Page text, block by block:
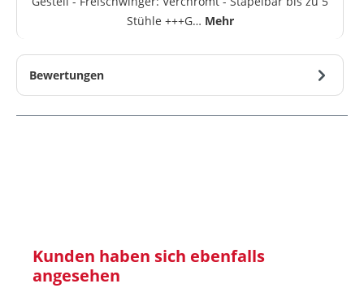
Stühle +++G… Mehr
Bewertungen
Produktgalerie überspringen
Kunden haben sich ebenfalls
angesehen